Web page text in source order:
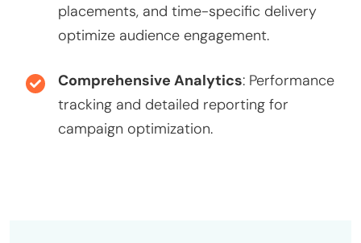
placements, and time-specific delivery
optimize audience engagement.
Comprehensive Analytics: Performance
tracking and detailed reporting for
campaign optimization.